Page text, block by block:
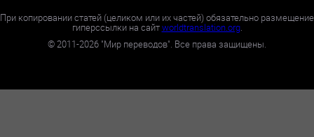
При копировании статей (целиком или их частей) обязательно размещение
гиперссылки на сайтworldtranslation.org.
©2011-2026 "Мир переводов". Все права защищены.